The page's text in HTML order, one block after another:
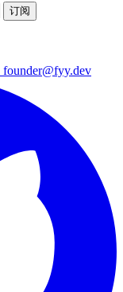
订阅
founder@fyy.dev